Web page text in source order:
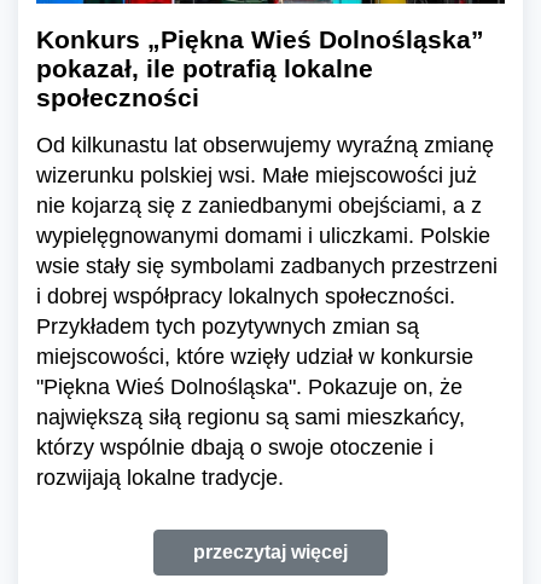
Konkurs „Piękna Wieś Dolnośląska”
pokazał, ile potrafią lokalne
społeczności
Od kilkunastu lat obserwujemy wyraźną zmianę
wizerunku polskiej wsi. Małe miejscowości już
nie kojarzą się z zaniedbanymi obejściami, a z
wypielęgnowanymi domami i uliczkami. Polskie
wsie stały się symbolami zadbanych przestrzeni
i dobrej współpracy lokalnych społeczności.
Przykładem tych pozytywnych zmian są
miejscowości, które wzięły udział w konkursie
"Piękna Wieś Dolnośląska". Pokazuje on, że
największą siłą regionu są sami mieszkańcy,
którzy wspólnie dbają o swoje otoczenie i
rozwijają lokalne tradycje.
przeczytaj więcej